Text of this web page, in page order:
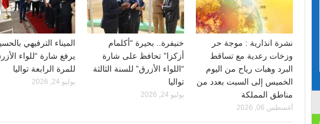
نشرة انذارية : موجة حر
وزخات رعدية مع تساقط
البرد وهبات رياح من اليوم
الخميس إلى السبت بعدد من
مناطق المملكة
أغسطس 06, 2026
خنيفرة.. بحيرة “أكلمام
أزكزا” تحافظ على شارة
“اللواء الأزرق” للسنة الثالثة
تواليا
يوليو 24, 2026
الميناء الترفيهي
يرفع شارة “للواء
للمرة الرابعة تواليا
يوليو 24, 2026